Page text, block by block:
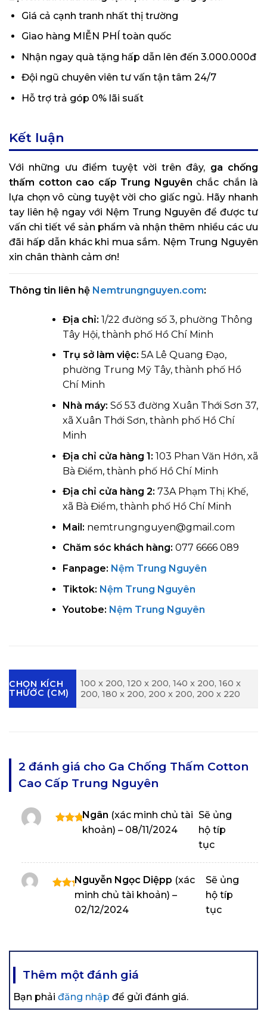
Giá cả cạnh tranh nhất thị trường
Giao hàng MIỄN PHÍ toàn quốc
Nhận ngay quà tặng hấp dẫn lên đến 3.000.000đ
Đội ngũ chuyên viên tư vấn tận tâm 24/7
Hỗ trợ trả góp 0% lãi suất
Kết luận
Với những ưu điểm tuyệt vời trên đây, ga chống
thấm cotton cao cấp Trung Nguyên chắc chắn là
lựa chọn vô cùng tuyệt vời cho giấc ngủ. Hãy nhanh
tay liên hệ ngay với Nệm Trung Nguyên để được tư
vấn chi tiết về sản phẩm và nhận thêm nhiều các ưu
đãi hấp dẫn khác khi mua sắm. Nệm Trung Nguyên
xin chân thành cảm ơn!
Thông tin liên hệ Nemtrungnguyen.com:
Địa chỉ: 1/22 đường số 3, phường Thông
Tây Hội, thành phố Hồ Chí Minh
Trụ sở làm việc: 5A Lê Quang Đạo,
phường Trung Mỹ Tây, thành phố Hồ
Chí Minh
Nhà máy: Số 53 đường Xuân Thới Sơn 37,
xã Xuân Thới Sơn, thành phố Hồ Chí
Minh
Địa chỉ cửa hàng 1: 103 Phan Văn Hớn, xã
Bà Điểm, thành phố Hồ Chí Minh
Địa chỉ cửa hàng 2: 73A Phạm Thị Khế,
xã Bà Điểm, thành phố Hồ Chí Minh
Mail: nemtrungnguyen@gmail.com
Chăm sóc khách hàng: 077 6666 089
Fanpage: Nệm Trung Nguyên
Tiktok: Nệm Trung Nguyên
Youtobe: Nệm Trung Nguyên
CHỌN KÍCH
THƯỚC (CM)
100 x 200, 120 x 200, 140 x 200, 160 x
200, 180 x 200, 200 x 200, 200 x 220
2 đánh giá cho Ga Chống Thấm Cotton
Cao Cấp Trung Nguyên
55
Ngân (xác minh chủ tài
khoản) – 08/11/2024
Sẽ ủng
hộ típ
tục
Nguyễn Ngọc Diệpp (xác
minh chủ tài khoản) –
02/12/2024
Sẽ ủng
hộ típ
tục
Thêm một đánh giá
Bạn phải đăng nhập để gửi đánh giá.